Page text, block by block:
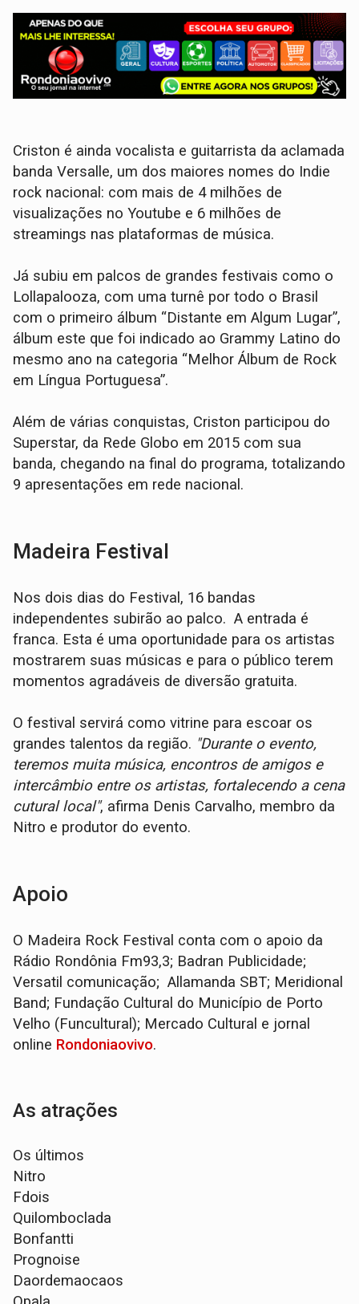
Criston é ainda vocalista e guitarrista da aclamada
banda Versalle, um dos maiores nomes do Indie
rock nacional: com mais de 4 milhões de
visualizações no Youtube e 6 milhões de
streamings nas plataformas de música.
Já subiu em palcos de grandes festivais como o
Lollapalooza, com uma turnê por todo o Brasil
com o primeiro álbum “Distante em Algum Lugar”,
álbum este que foi indicado ao Grammy Latino do
mesmo ano na categoria “Melhor Álbum de Rock
em Língua Portuguesa”.
Além de várias conquistas, Criston participou do
Superstar, da Rede Globo em 2015 com sua
banda, chegando na final do programa, totalizando
9 apresentações em rede nacional.
Madeira Festival
Nos dois dias do Festival, 16 bandas
independentes subirão ao palco. A entrada é
franca. Esta é uma oportunidade para os artistas
mostrarem suas músicas e para o público terem
momentos agradáveis de diversão gratuita.
O festival servirá como vitrine para escoar os
grandes talentos da região. "Durante o evento,
teremos muita música, encontros de amigos e
intercâmbio entre os artistas, fortalecendo a cena
cutural local", afirma Denis Carvalho, membro da
Nitro e produtor do evento.
Apoio
O Madeira Rock Festival conta com o apoio da
Rádio Rondônia Fm93,3; Badran Publicidade;
Versatil comunicação; Allamanda SBT; Meridional
Band; Fundação Cultural do Município de Porto
Velho (Funcultural); Mercado Cultural e jornal
online Rondoniaovivo.
As atrações
Os últimos
Nitro
Fdois
Quilomboclada
Bonfantti
Prognoise
Daordemaocaos